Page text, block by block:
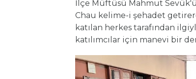
İlçe Müftüsü Mahmut
Chau kelime-i şehadet
katılan herkes tarafından
katılımcılar için manevi bir